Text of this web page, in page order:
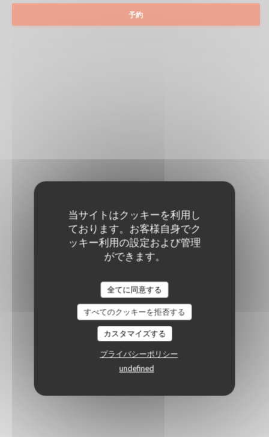
当サイトはクッキーを利用し
ております。お客様自身でク
ッキー利用の設定および管理
ができます。
全てに同意する
すべてのクッキーを拒否する
カスタマイズする
プライバシーポリシー
undefined
予約